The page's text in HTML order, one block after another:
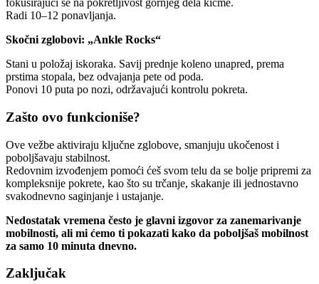
fokusirajući se na pokretljivost gornjeg dela kičme.
Radi 10–12 ponavljanja.
Skočni zglobovi: „Ankle Rocks“
Stani u položaj iskoraka. Savij prednje koleno unapred, prema
prstima stopala, bez odvajanja pete od poda.
Ponovi 10 puta po nozi, održavajući kontrolu pokreta.
Zašto ovo funkcioniše?
Ove vežbe aktiviraju ključne zglobove, smanjuju ukočenost i
poboljšavaju stabilnost.
Redovnim izvođenjem pomoći ćeš svom telu da se bolje pripremi za
kompleksnije pokrete, kao što su trčanje, skakanje ili jednostavno
svakodnevno saginjanje i ustajanje.
Nedostatak vremena često je glavni izgovor za zanemarivanje
mobilnosti, ali mi ćemo ti pokazati kako da poboljšaš mobilnost
za samo 10 minuta dnevno.
Zaključak